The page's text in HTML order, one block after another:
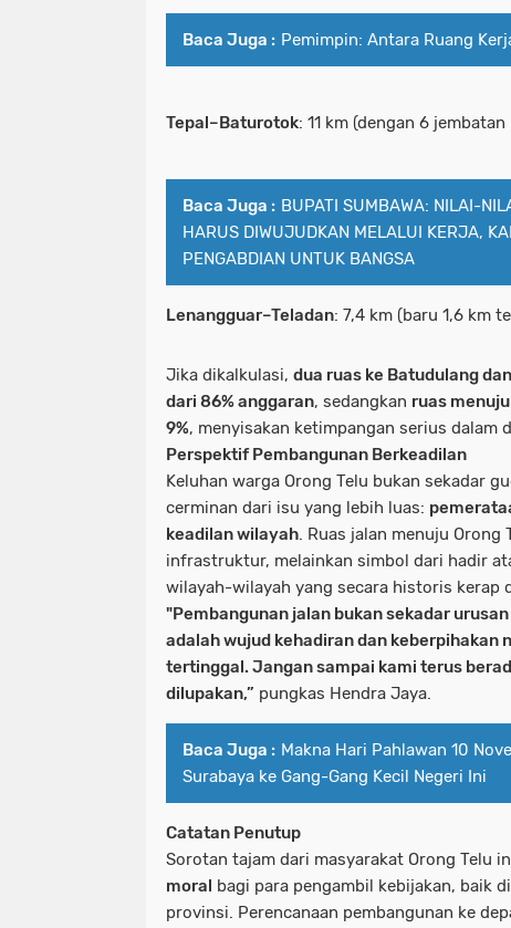
Baca Juga : Pemimpin: Antara Ruang
Tepal–Baturotok: 11 km (dengan 6 jembatan
Baca Juga : BUPATI SUMBAWA: NILAI-
HARUS DIWUJUDKAN MELALUI KERJA,
PENGABDIAN UNTUK BANGSA
Lenangguar–Teladan: 7,4 km (baru 1,6 km
Jika dikalkulasi, dua ruas ke Batudulang
dari 86% anggaran, sedangkan ruas
9%, menyisakan ketimpangan serius dalam
Perspektif Pembangunan Berkeadilan
Keluhan warga Orong Telu bukan sekadar
cerminan dari isu yang lebih luas:
keadilan wilayah. Ruas jalan menuju Orong
infrastruktur, melainkan simbol dari hadir
wilayah-wilayah yang secara historis kerap
"Pembangunan jalan bukan sekadar
adalah wujud kehadiran dan keberpihakan
tertinggal. Jangan sampai kami terus
dilupakan,” pungkas Hendra Jaya.
Baca Juga : Makna Hari Pahlawan 10
Surabaya ke Gang-Gang Kecil Negeri Ini
Catatan Penutup
Sorotan tajam dari masyarakat Orong Telu
moral bagi para pengambil kebijakan, baik
provinsi. Perencanaan pembangunan ke